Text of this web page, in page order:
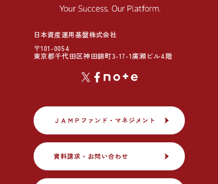
日本資産運用基盤株式会社
〒101-0054
東京都千代田区神田錦町3-17-1廣瀬ビル4階
ＪＡＭＰファンド・マネジメント
ＪＡＭＰファンド・マネジメント
資料請求・お問い合わせ
資料請求・お問い合わせ